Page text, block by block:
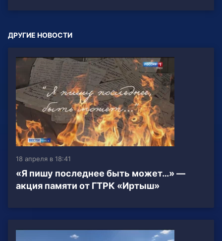
ДРУГИЕ НОВОСТИ
18 апреля в 18:41
«Я пишу последнее быть может…» —
акция памяти от ГТРК «Иртыш»